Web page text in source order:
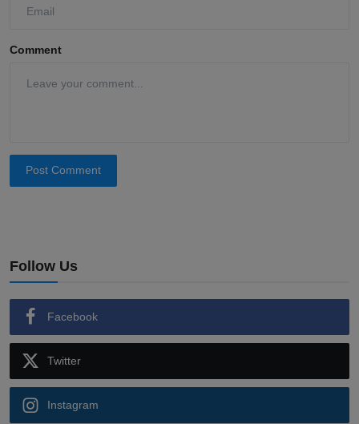
Comment
Post Comment
Follow Us
Facebook
Twitter
Instagram